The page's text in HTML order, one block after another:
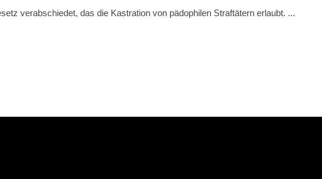
verabschiedet, das die Kastration von pädophilen Straftätern erlaubt.